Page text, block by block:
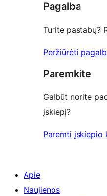
Pagalba
Turite pastabų?
Peržiūrėti
Paremkite
Galbūt norite
įskiepį?
Paremti įskiepio
Apie
Naujienos